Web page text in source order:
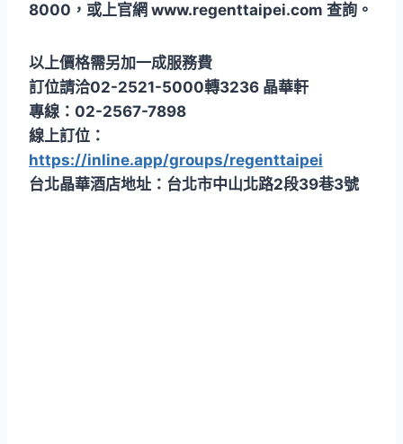
8000，或上官網 www.regenttaipei.com 查詢。
以上價格需另加一成服務費
訂位請洽02-2521-5000轉3236 晶華軒
專線：02-2567-7898
線上訂位：
https://inline.app/groups/regenttaipei
台北晶華酒店地址：台北市中山北路2段39巷3號